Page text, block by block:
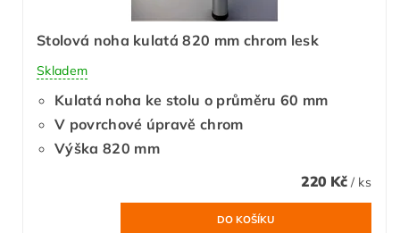
Stolová noha kulatá 820 mm chrom lesk
Skladem
Kulatá noha ke stolu o průměru 60 mm
V povrchové úpravě chrom
Výška 820 mm
220 Kč / ks